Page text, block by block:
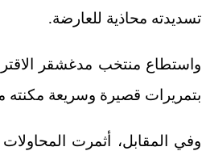
تسديدته محاذية للعارضة.
واستطاع منتخب مدغشقر
بتمريرات قصيرة وسريعة
وفي المقابل، أثمرت